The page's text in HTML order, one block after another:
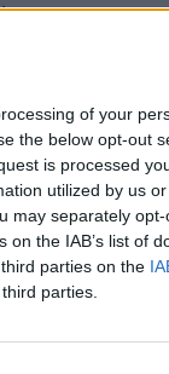
of your
the below opt-out
is processed
utilized by us
may separately
the IAB’s list of
parties on the
parties.
ir dar